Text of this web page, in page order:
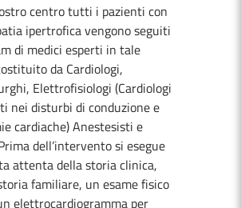
centro tutti i pazienti con
ipertrofica vengono seguiti
di medici esperti in tale
da Cardiologi,
Elettrofisiologi (Cardiologi
nei disturbi di conduzione e
cardiache) Anestesisti e
dell’intervento si esegue
attenta della storia clinica,
familiare, un esame fisico
elettrocardiogramma per